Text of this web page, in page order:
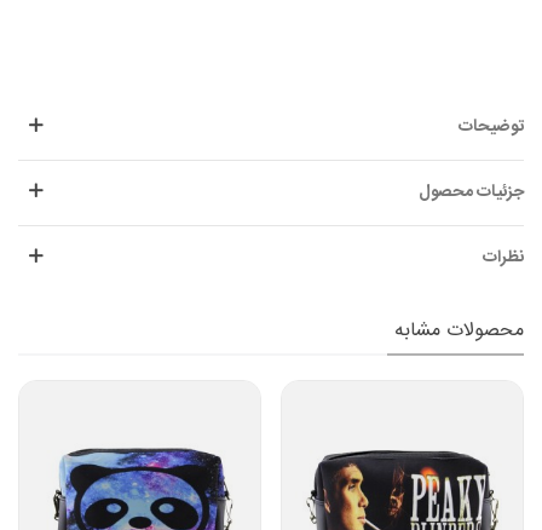
توضیحات
جزئیات محصول
نظرات
محصولات مشابه